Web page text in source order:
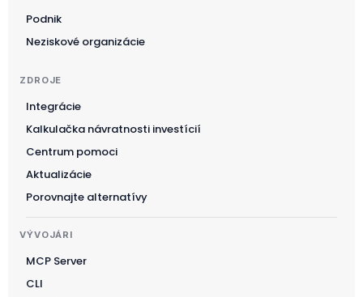
Podnik
Neziskové organizácie
ZDROJE
Integrácie
Kalkulačka návratnosti investícií
Centrum pomoci
Aktualizácie
Porovnajte alternatívy
VÝVOJÁRI
MCP Server
CLI
Català